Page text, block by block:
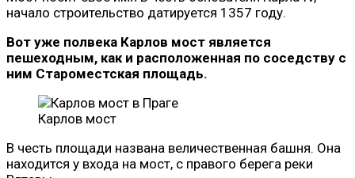
начало строительство датируется 1357 году.
Вот уже полвека Карлов мост является
пешеходным, как и расположенная по соседству с
ним Староместская площадь.
Карлов мост
В честь площади названа величественная башня. Она
находится у входа на мост, с правого берега реки